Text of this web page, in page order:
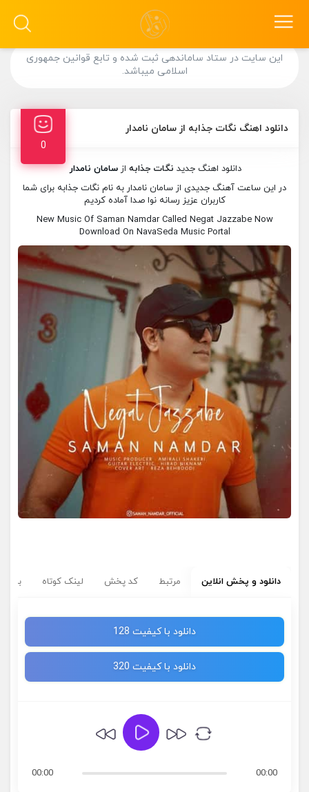
این سایت در ستاد ساماندهی ثبت شده و تابع قوانین جمهوری
اسلامی میباشد.
دانلود اهنگ نگات جذابه از سامان نامدار
0
دانلود اهنگ جدید نگات جذابه ازسامان نامدار
در این ساعت آهنگ جدیدی از سامان نامدار به نام نگات جذابه برای شما
کاربران عزیز رسانه نوا صدا آماده کردیم
New Music Of Saman Namdar Called Negat Jazzabe Now
Download On NavaSeda Music Portal
دانلود و پخش انلاین مرتبط کد پخش لینک کوتاه
دانلود با کیفیت 128
دانلود با کیفیت 320
00:00
00:00